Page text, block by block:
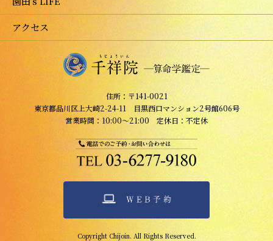
アクセス
住所：〒141-0021
東京都品川区上大崎2-24-11 目黒西口マンション2号館606号
営業時間：10:00～21:00 定休日：不定休
Copyright Chijoin. All Rights Reserved.